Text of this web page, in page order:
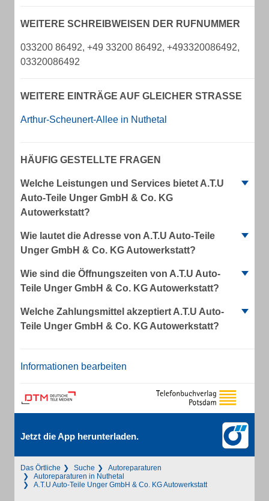
WEITERE SCHREIBWEISEN DER RUFNUMMER
033200 86492, +49 33200 86492, +493320086492,
03320086492
WEITERE EINTRÄGE AUF GLEICHER STRASSE
Arthur-Scheunert-Allee in Nuthetal
HÄUFIG GESTELLTE FRAGEN
Welche Leistungen und Services bietet A.T.U
Auto-Teile Unger GmbH & Co. KG
Autowerkstatt?
Wie lautet die Adresse von A.T.U Auto-Teile
Unger GmbH & Co. KG Autowerkstatt?
Wie sind die Öffnungszeiten von A.T.U Auto-
Teile Unger GmbH & Co. KG Autowerkstatt?
Welche Zahlungsmittel akzeptiert A.T.U Auto-
Teile Unger GmbH & Co. KG Autowerkstatt?
Informationen bearbeiten
Jetzt die App herunterladen.
Das Örtliche Suche
Autoreparaturen
Autoreparaturen in Nuthetal
A.T.U Auto-Teile Unger GmbH & Co. KG Autowerkstatt